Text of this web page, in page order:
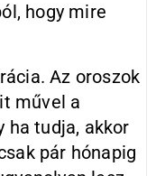
hogy mire
Az oroszok
művel a
ha tudja, akkor
pár hónapig